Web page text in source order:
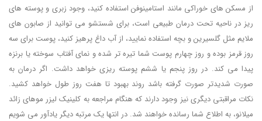
از مسکن های خوراکی مانند استامینوفن استفاده کنید، وجود زبری و پوسته های
ریز در ناحیه تحت درمان طبیعی است، برای شستشو می توانید از صابون های
ملایم مثل گلسیرین و بچه استفاده نمایید، از آب داغ پرهیز کنید، پوست برای سه
روز قرمز بوده و روز چهارم پوست شما تیره تر شده و نمای آفتاب سوخته یا برنزه
پیدا می کند. در روز پنجم یا ششم پوسته ریزی خواهد داشت. اگر درمان به
صورت شدیدتر صورت گرفته باشد روند بهبود تا هفت روز طول خواهد کشید.
نکات مراقبتی دیگری نیز وجود دارند که هنگام مراجعه به کلینیک لیزر موهای زائد
میلانو، به اطلاع شما رسانده خواهند شد. در انتها یک مرتبه دیگر یادآور می شویم